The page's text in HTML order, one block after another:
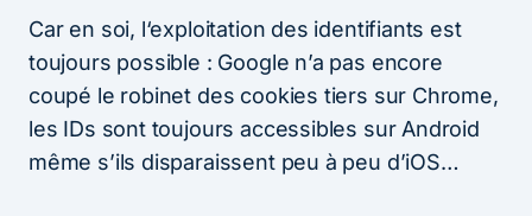
Car en soi, l‘exploitation des identifiants est
toujours possible : Google n’a pas encore
coupé le robinet des cookies tiers sur Chrome,
les IDs sont toujours accessibles sur Android
même s’ils disparaissent peu à peu d’iOS…